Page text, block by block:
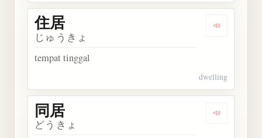
Dengarkan
住居
じゅうきょ
tempat tinggal
dwelling
Dengarkan
同居
どうきょ